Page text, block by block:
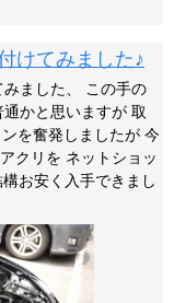
けてみました♪
みました、 この手の
かと思いますが 取
を奮発しましたが 今
クリを ネットショッ
お安く入手できまし